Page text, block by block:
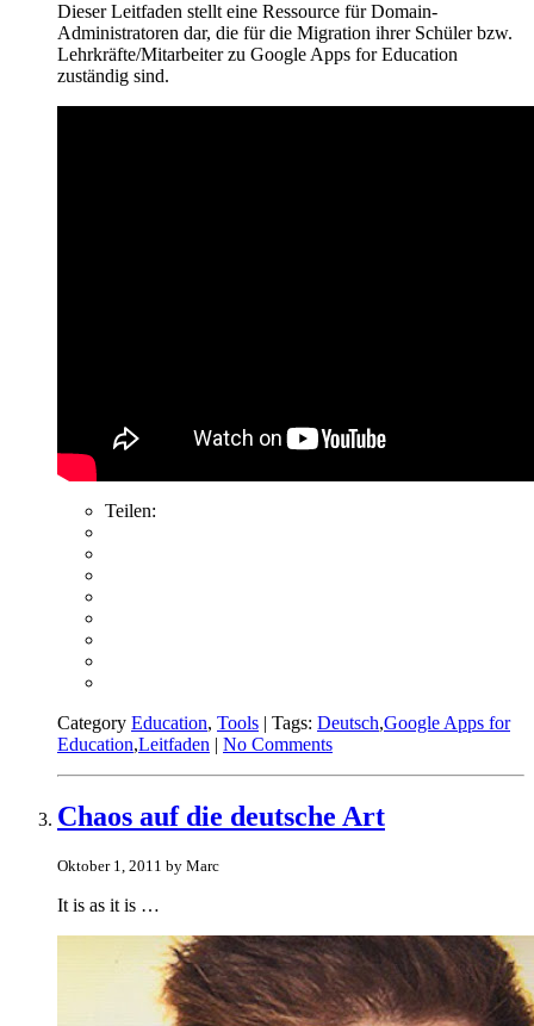
Dieser Leitfaden stellt eine Ressource für Domain-
Administratoren dar, die für die Migration ihrer Schüler bzw.
Lehrkräfte/Mitarbeiter zu Google Apps for Education
zuständig sind.
Teilen:
Category Education, Tools | Tags: Deutsch,Google Apps for
Education,Leitfaden | No Comments
Chaos auf die deutsche Art
Oktober 1, 2011 by Marc
It is as it is …